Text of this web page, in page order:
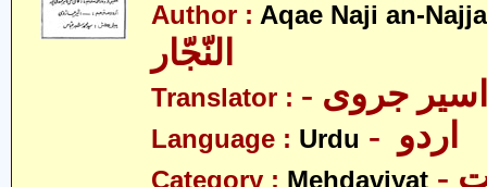
Author : Aqae Naji an-
Translator : - اسیر جروی
Language : Urdu
Category : Mehdaviyat